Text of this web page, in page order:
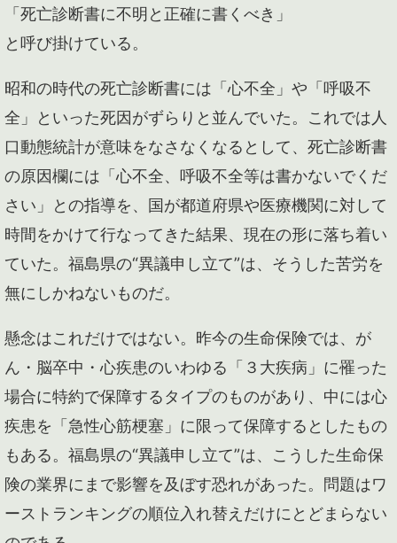
「死亡診断書に不明と正確に書くべき」
と呼び掛けている。
昭和の時代の死亡診断書には「心不全」や「呼吸不
全」といった死因がずらりと並んでいた。これでは人
口動態統計が意味をなさなくなるとして、死亡診断書
の原因欄には「心不全、呼吸不全等は書かないでくだ
さい」との指導を、国が都道府県や医療機関に対して
時間をかけて行なってきた結果、現在の形に落ち着い
ていた。福島県の“異議申し立て”は、そうした苦労を
無にしかねないものだ。
懸念はこれだけではない。昨今の生命保険では、が
ん・脳卒中・心疾患のいわゆる「３大疾病」に罹った
場合に特約で保障するタイプのものがあり、中には心
疾患を「急性心筋梗塞」に限って保障するとしたもの
もある。福島県の“異議申し立て”は、こうした生命保
険の業界にまで影響を及ぼす恐れがあった。問題はワ
ーストランキングの順位入れ替えだけにとどまらない